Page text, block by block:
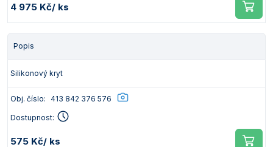
4 975 Kč/ ks
Popis
Silikonový kryt
Obj. číslo: 413 842 376 576
Dostupnost:
575 Kč/ ks